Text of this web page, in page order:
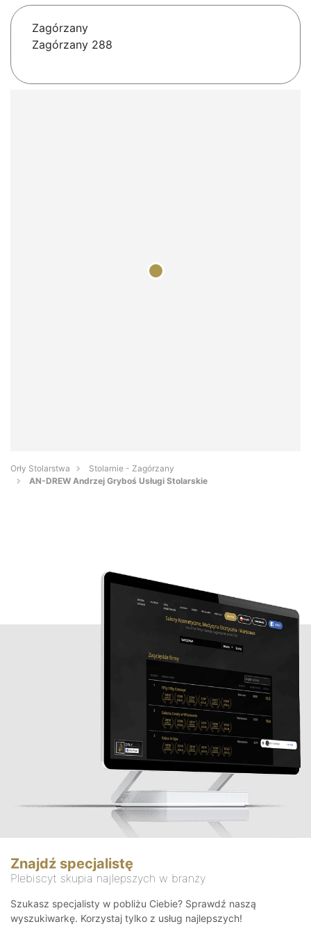
Zagórzany
Zagórzany 288
Orły Stolarstwa
Stolarnie - Zagórzany
AN-DREW Andrzej Gryboś Usługi Stolarskie
Znajdź specjalistę
Plebiscyt skupia najlepszych w branży
Szukasz specjalisty w pobliżu Ciebie? Sprawdź naszą
wyszukiwarkę. Korzystaj tylko z usług najlepszych!